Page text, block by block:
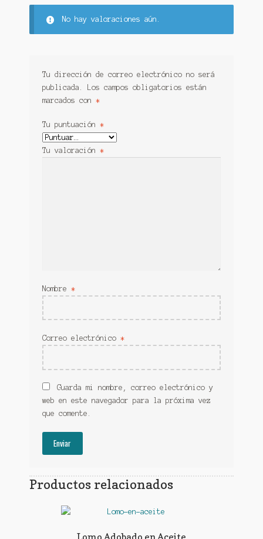
No hay valoraciones aún.
Tu dirección de correo electrónico no será
publicada.
Los campos obligatorios están
marcados con *
Tu puntuación *
Tu valoración *
Nombre *
Correo electrónico *
Guarda mi nombre, correo electrónico y
web en este navegador para la próxima vez
que comente.
Productos relacionados
Lomo Adobado en Aceite